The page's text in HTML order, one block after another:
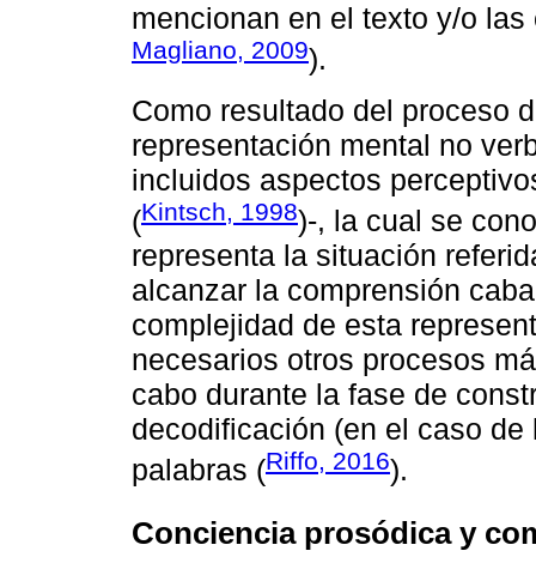
mencionan en el texto y/o
Magliano, 2009).
Como resultado del proceso
representación mental no
incluidos aspectos
(Kintsch, 1998)-, la cual se
representa la situación
alcanzar la comprensión
complejidad de esta
necesarios otros procesos
cabo durante la fase de
decodificación (en el caso
palabras (Riffo, 2016).
Conciencia prosódica y